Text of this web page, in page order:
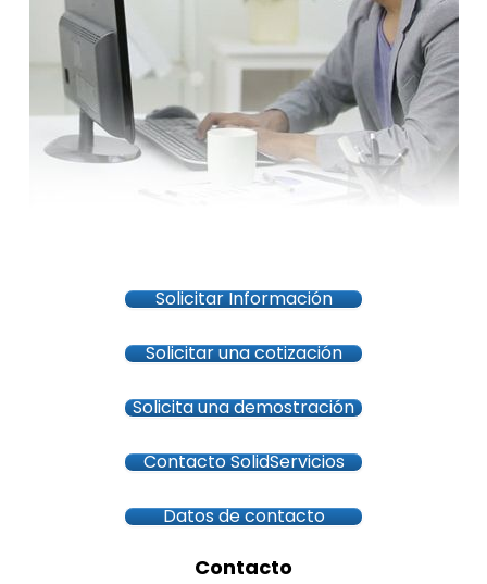
Solicitar Información
Solicitar una cotización
Solicita una demostración
Contacto SolidServicios
Datos de contacto
Contacto